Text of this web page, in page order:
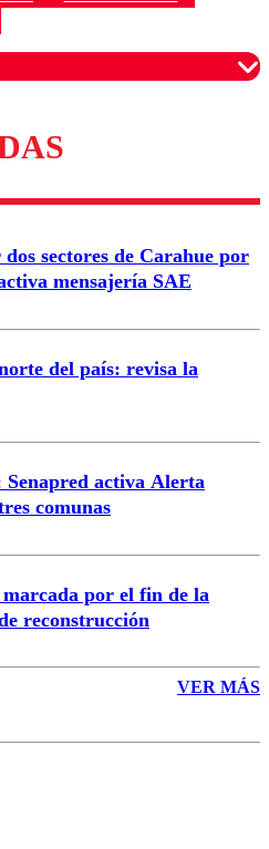
para garantizar un
respetuoso.
sectores de Carahue por
mensajería SAE
del país: revisa la
activa Alerta
comunas
por el fin de la
reconstrucción
VER MÁS